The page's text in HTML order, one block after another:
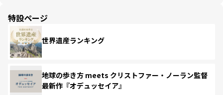
特設ページ
世界遺産ランキング
地球の歩き方 meets クリストファー・ノーラン監督
最新作『オデュッセイア』